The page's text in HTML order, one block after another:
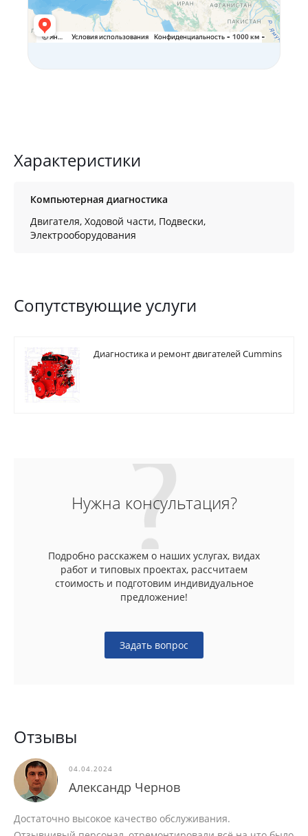
Характеристики
Компьютерная диагностика
Двигателя, Ходовой части, Подвески,
Электрооборудования
Сопутствующие услуги
Диагностика и ремонт двигателей Cummins
Нужна консультация?
Подробно расскажем о наших услугах, видах
работ и типовых проектах, рассчитаем
стоимость и подготовим индивидуальное
предложение!
Задать вопрос
Отзывы
04.04.2024
Александр Чернов
Достаточно высокое качество обслуживания.